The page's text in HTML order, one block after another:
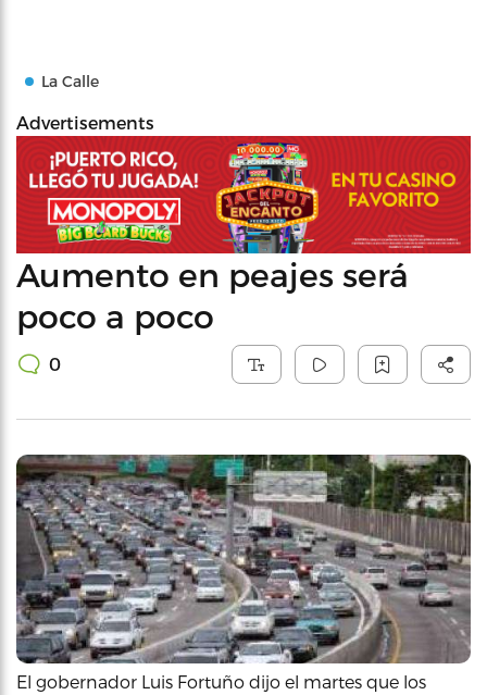
La Calle
Advertisements
Aumento en peajes será
poco a poco
0
El gobernador Luis Fortuño dijo el martes que los